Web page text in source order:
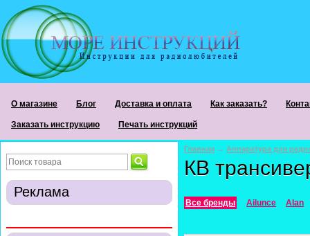
О магазине Блог Доставка и оплата Как заказать?
Заказать инструкцию Печать инструкций
Реклама
Главная → Аппаратура для
КВ
Все бренды Ailunce Alan